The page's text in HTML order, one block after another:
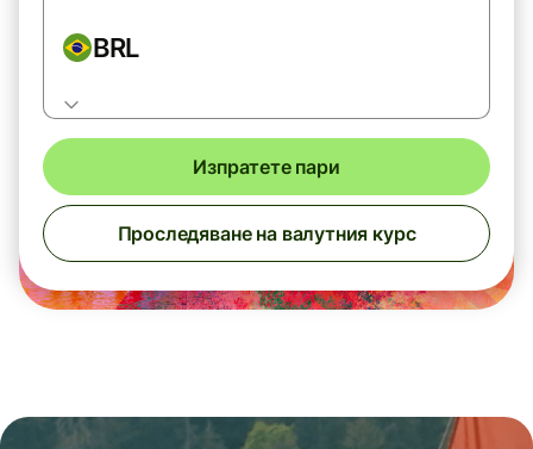
BRL
Изпратете пари
Проследяване на валутния курс